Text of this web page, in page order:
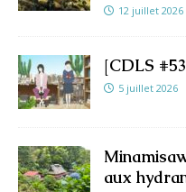
12 juillet 2026
[CDLS
5 juillet 2026
aux